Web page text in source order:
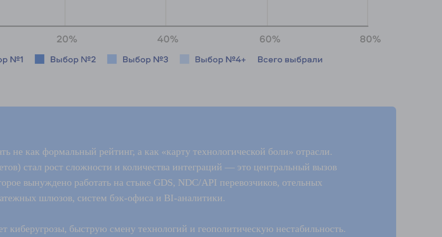
не как формальный рейтинг, а как «карту технологической боли» отрасли.
стал рост сложности и количества интеграций — это центральный вызов
вынуждено работать на стыке GDS, NDC/API перевозчиков, отельных
шлюзов, систем бэк-офиса и BI-аналитики.
киберугрозы, быструю смену технологий и геополитическую нестабильность.